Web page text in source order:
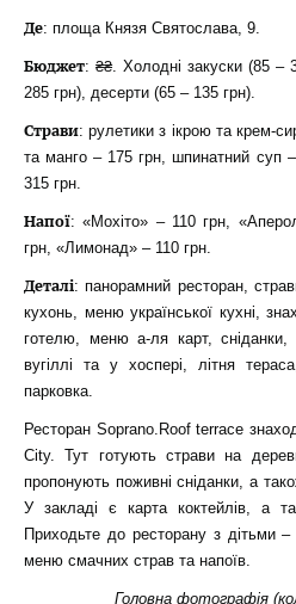
Де: площа Князя Святослава, 9.
Бюджет: ₴₴. Холодні закуски (85 –
285 грн), десерти (65 – 135 грн).
Страви: рулетики з ікрою та крем-
та манго – 175 грн, шпинатний суп
315 грн.
Напої: «Мохіто» – 110 грн,
грн, «Лимонад» – 110 грн.
Деталі: панорамний ресторан,
кухонь, меню української кухні,
готелю, меню а-ля карт,
вугіллі та у хоспері, літня
парковка.
Ресторан Soprano.Roof terrace
City. Тут готують страви на
пропонують поживні сніданки, а
У закладі є карта коктейлів, а
Приходьте до ресторану з дітьми
меню смачних страв та напоїв.
Головна фотографія